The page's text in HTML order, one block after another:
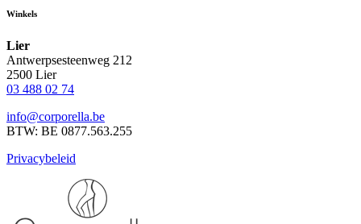
Winkels
Lier
Antwerpsesteenweg 212
2500 Lier
03 488 02 74
info@corporella.be
BTW: BE 0877.563.255
Privacybeleid